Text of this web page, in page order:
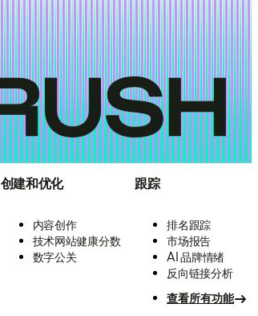
创建和优化
内容创作
技术网站健康分数
数字公关
跟踪
排名跟踪
市场报告
AI 品牌情绪
反向链接分析
查看所有功能